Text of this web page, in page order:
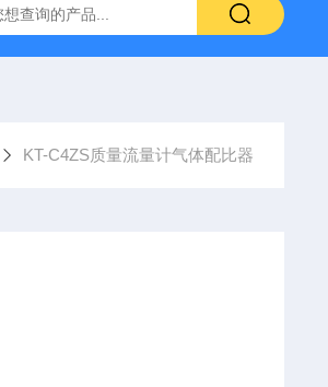
KT-Z4019MRL4T小型真空探针台
KT-C4ZS质量流量计气体配比器